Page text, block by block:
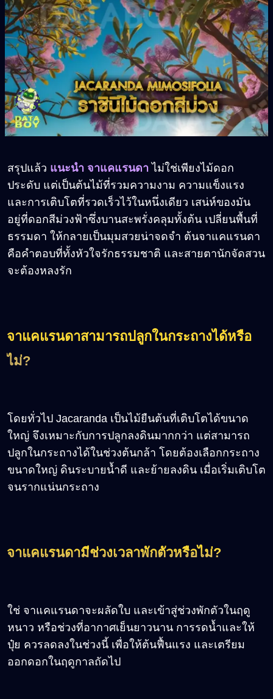
สรุปแล้ว แนะนำ จาแคแรนดา ไม่ใช่เพียงไม้ดอก
ประดับ แต่เป็นต้นไม้ที่รวมความงาม ความแข็งแรง
และการเติบโตที่รวดเร็วไว้ในหนึ่งเดียว เสน่ห์ของมัน
อยู่ที่ดอกสีม่วงฟ้าซึ่งบานสะพรั่งคลุมทั้งต้น เปลี่ยนพื้นที่
ธรรมดา ให้กลายเป็นมุมสวยน่าจดจำ ต้นจาแคแรนดา
คือคำตอบที่ทั้งหัวใจรักธรรมชาติ และสายตานักจัดสวน
จะต้องหลงรัก
จาแคแรนดาสามารถปลูกในกระถางได้หรือ
ไม่?
โดยทั่วไป Jacaranda เป็นไม้ยืนต้นที่เติบโตได้ขนาด
ใหญ่ จึงเหมาะกับการปลูกลงดินมากกว่า แต่สามารถ
ปลูกในกระถางได้ในช่วงต้นกล้า โดยต้องเลือกกระถาง
ขนาดใหญ่ ดินระบายน้ำดี และย้ายลงดิน เมื่อเริ่มเติบโต
จนรากแน่นกระถาง
จาแคแรนดามีช่วงเวลาพักตัวหรือไม่?
ใช่ จาแคแรนดาจะผลัดใบ และเข้าสู่ช่วงพักตัวในฤดู
หนาว หรือช่วงที่อากาศเย็นยาวนาน การรดน้ำและให้
ปุ๋ย ควรลดลงในช่วงนี้ เพื่อให้ต้นฟื้นแรง และเตรียม
ออกดอกในฤดูกาลถัดไป